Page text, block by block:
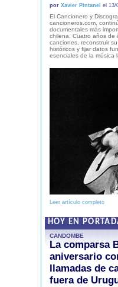
por Xavier Pintanel el 13/
El Cancionero y
cancioneros.com,
documentales más
chilena. Cuatro años de
canciones, reconstruir
históricos y fijar datos
esenciales de la música
Leer artículo completo
HOY EN
CANDOMBE
La comparsa
aniversario
llamadas de
fuera de